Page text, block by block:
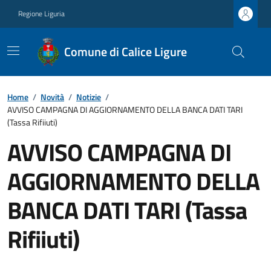
Regione Liguria
Comune di Calice Ligure
Home / Novità / Notizie /
AVVISO CAMPAGNA DI AGGIORNAMENTO DELLA BANCA DATI TARI
(Tassa Rifiiuti)
AVVISO CAMPAGNA DI
AGGIORNAMENTO DELLA
BANCA DATI TARI (Tassa
Rifiiuti)